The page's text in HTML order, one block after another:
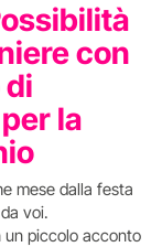
con
di
la
mese dalla festa
voi.
un piccolo acconto